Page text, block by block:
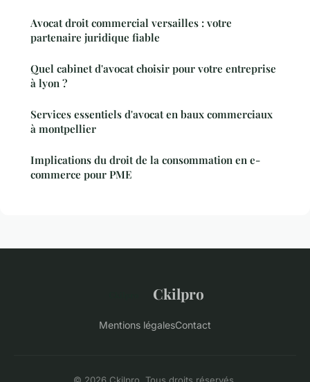
Avocat droit commercial versailles : votre
partenaire juridique fiable
Quel cabinet d'avocat choisir pour votre entreprise
à lyon ?
Services essentiels d'avocat en baux commerciaux
à montpellier
Implications du droit de la consommation en e-
commerce pour PME
Ckilpro
Mentions légalesContact